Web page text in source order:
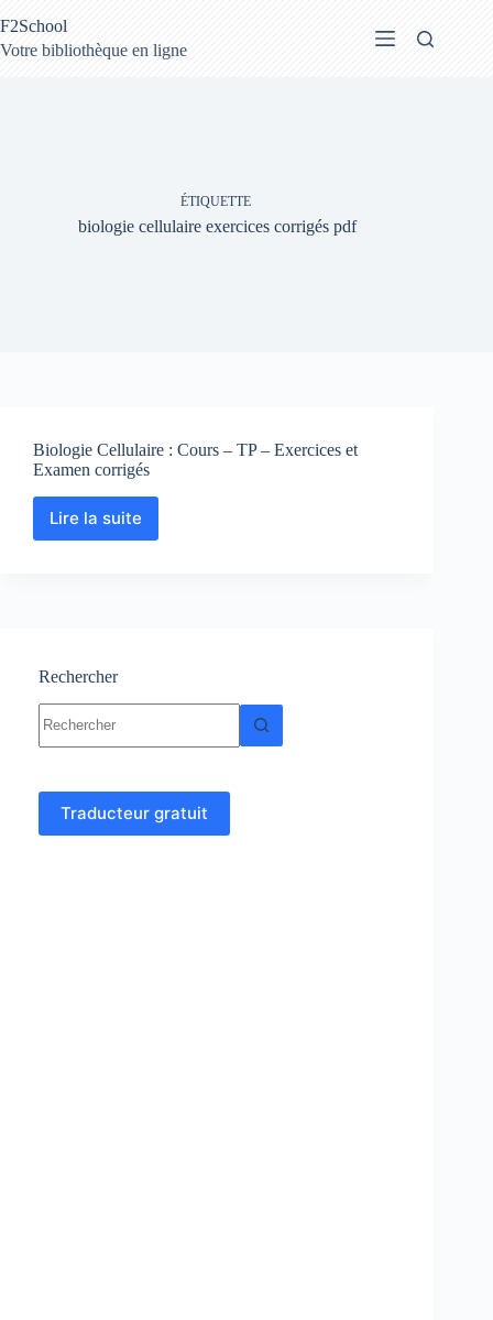
au
contenu
F2School
Votre bibliothèque en ligne
ÉTIQUETTE
biologie cellulaire exercices corrigés pdf
Biologie Cellulaire : Cours – TP – Exercices et
Examen corrigés
Lire la suite
Biologie
Exercices
Examen
corrigés
Rechercher
résultat
Traducteur gratuit